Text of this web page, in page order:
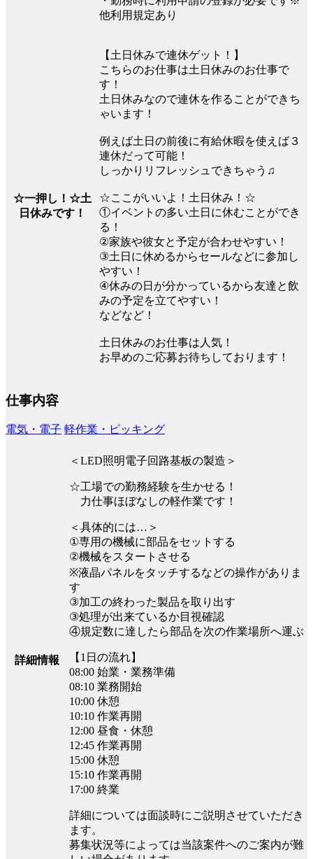
他利用規定あり
☆一押し！☆土
日休みです！
【土日休みで連休ゲット！】
こちらのお仕事は土日休みのお仕事で
す！
土日休みなので連休を作ることができち
ゃいます！
例えば土日の前後に有給休暇を使えば３
連休だって可能！
しっかりリフレッシュできちゃう♫
☆ここがいいよ！土日休み！☆
①イベントの多い土日に休むことができ
る！
②家族や彼女と予定が合わせやすい！
③土日に休めるからセールなどに参加し
やすい！
④休みの日が分かっているから友達と飲
みの予定を立てやすい！
などなど！
土日休みのお仕事は人気！
お早めのご応募お待ちしております！
仕事内容
電気・電子 軽作業・ピッキング
詳細情報
＜LED照明電子回路基板の製造＞
☆工場での勤務経験を生かせる！
力仕事ほぼなしの軽作業です！
＜具体的には…＞
①専用の機械に部品をセットする
②機械をスタートさせる
※液晶パネルをタッチするなどの操作がありま
す
③加工の終わった製品を取り出す
③処理が出来ているか目視確認
④規定数に達したら部品を次の作業場所へ運ぶ
【1日の流れ】
08:00 始業・業務準備
08:10 業務開始
10:00 休憩
10:10 作業再開
12:00 昼食・休憩
12:45 作業再開
15:00 休憩
15:10 作業再開
17:00 終業
詳細については面談時にご説明させていただき
ます。
募集状況等によっては当該案件へのご案内が難